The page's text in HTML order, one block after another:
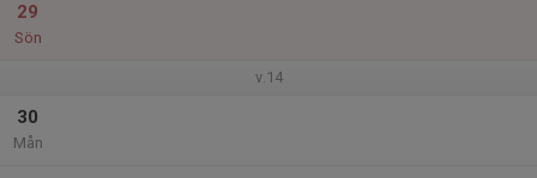
29
Sön
v.14
30
Mån